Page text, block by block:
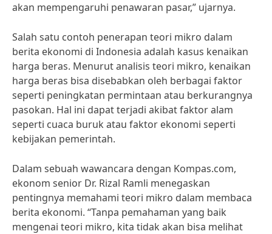
akan mempengaruhi penawaran pasar,” ujarnya.
Salah satu contoh penerapan teori mikro dalam
berita ekonomi di Indonesia adalah kasus kenaikan
harga beras. Menurut analisis teori mikro, kenaikan
harga beras bisa disebabkan oleh berbagai faktor
seperti peningkatan permintaan atau berkurangnya
pasokan. Hal ini dapat terjadi akibat faktor alam
seperti cuaca buruk atau faktor ekonomi seperti
kebijakan pemerintah.
Dalam sebuah wawancara dengan Kompas.com,
ekonom senior Dr. Rizal Ramli menegaskan
pentingnya memahami teori mikro dalam membaca
berita ekonomi. “Tanpa pemahaman yang baik
mengenai teori mikro, kita tidak akan bisa melihat